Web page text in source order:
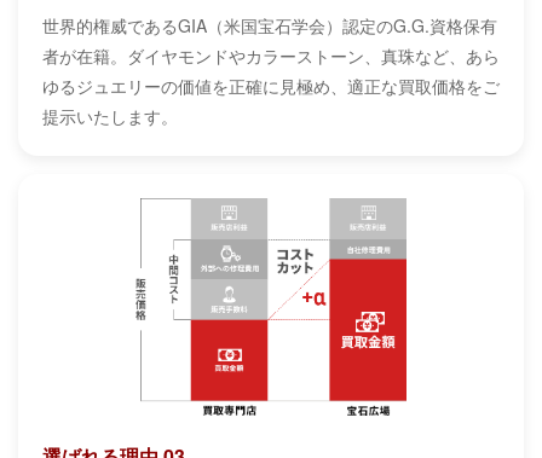
世界的権威であるGIA（米国宝石学会）認定のG.G.資格保有
者が在籍。ダイヤモンドやカラーストーン、真珠など、あら
ゆるジュエリーの価値を正確に見極め、適正な買取価格をご
提示いたします。